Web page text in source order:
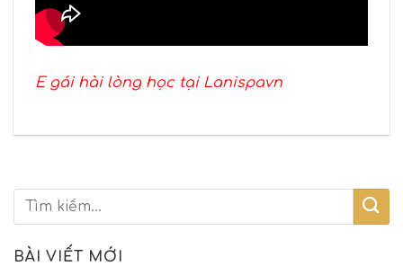
BÀI VIẾT MỚI
E gái hài lòng học tại Lanispavn